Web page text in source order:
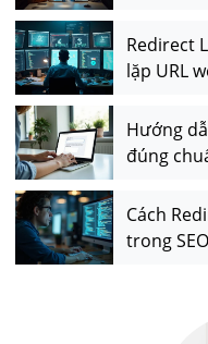
Redirect
lặp URL
Hướng
đúng
Cách
trong